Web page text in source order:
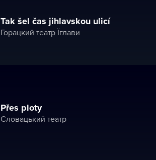
Tak šel čas jihlavskou ulicí
Горацкий театр Їглави
Přes ploty
Словацький театр